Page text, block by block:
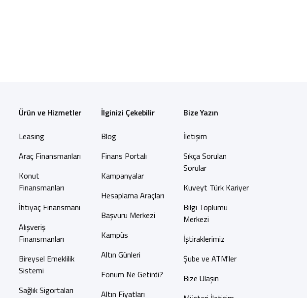
Ürün ve Hizmetler
Leasing
Araç Finansmanları
Konut
Finansmanları
İhtiyaç Finansmanı
Alışveriş
Finansmanları
Bireysel Emeklilik
Sistemi
Sağlık Sigortaları
İlginizi Çekebilir
Blog
Finans Portalı
Kampanyalar
Hesaplama Araçları
Başvuru Merkezi
Kampüs
Altın Günleri
Fonum Ne Getirdi?
Altın Fiyatları
Bize Yazın
İletişim
Sıkça Sorulan
Sorular
Kuveyt Türk Kariyer
Bilgi Toplumu
Merkezi
İştiraklerimiz
Şube ve ATM'ler
Bize Ulaşın